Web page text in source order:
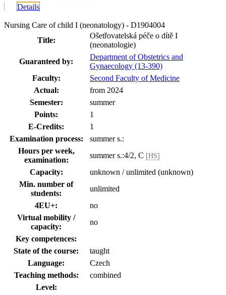
Details
Nursing Care of child I (neonatology) - D1904004
Title:
Ošetřovatelská péče o dítě I
(neonatologie)
Guaranteed by:
Department of Obstetrics and
Gynaecology (13-390)
Faculty:
Second Faculty of Medicine
Actual:
from 2024
Semester:
summer
Points:
1
E-Credits:
1
Examination process:
summer s.:
Hours per week,
examination:
summer s.:4/2, C [HS]
Capacity:
unknown / unlimited (unknown)
Min. number of
students:
unlimited
4EU+:
no
Virtual mobility /
capacity:
no
Key competences:
State of the course:
taught
Language:
Czech
Teaching methods:
combined
Level: